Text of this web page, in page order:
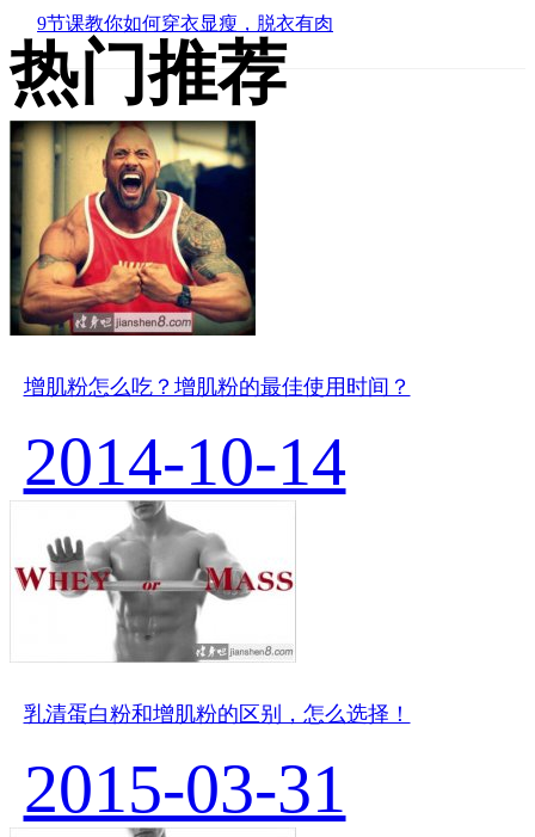
9节课教你如何穿衣显瘦，脱衣有肉
热门推荐
增肌粉怎么吃？增肌粉的最佳使用时间？
2014-10-14
乳清蛋白粉和增肌粉的区别，怎么选择！
2015-03-31